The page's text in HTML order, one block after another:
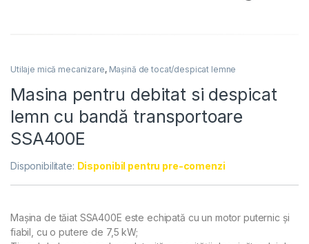
Utilaje mică mecanizare, Mașină de tocat/despicat lemne
Masina pentru debitat si despicat
lemn cu bandă transportoare
SSA400E
Disponibilitate: Disponibil pentru pre-comenzi
Mașina de tăiat SSA400E este echipată cu un motor puternic și
fiabil, cu o putere de 7,5 kW;